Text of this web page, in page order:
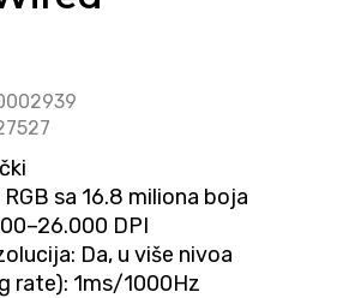
sa 16.8 miliona boja
DPI
Da, u više nivoa
rate): 1ms/1000Hz